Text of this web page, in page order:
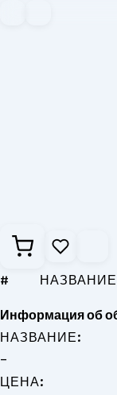
# НАЗВАНИЕ
Информация об
НАЗВАНИЕ:
-
ЦЕНА: